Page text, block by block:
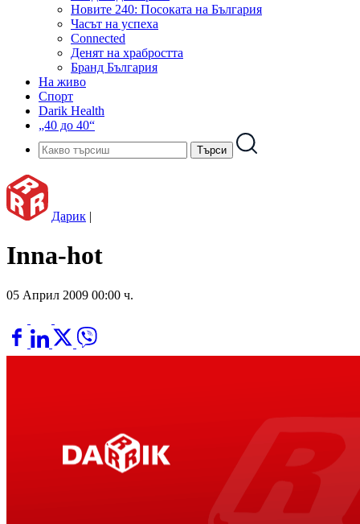
Новите 240: Посоката на България
Часът на успеха
Connected
Денят на храбростта
Бранд България
На живо
Спорт
Darik Health
„40 до 40“
Дарик |
Inna-hot
05 Април 2009 00:00 ч.